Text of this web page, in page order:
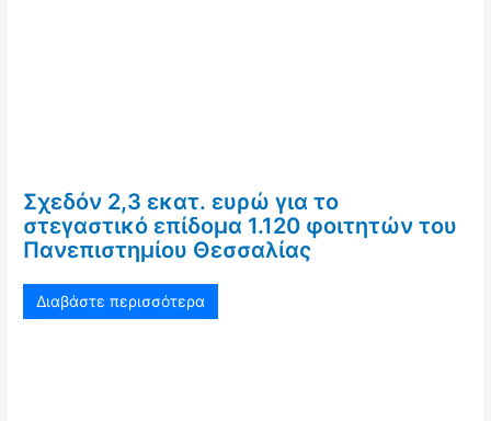
Σχεδόν 2,3 εκατ. ευρώ για το
στεγαστικό επίδομα 1.120 φοιτητών του
Πανεπιστημίου Θεσσαλίας
Διαβάστε περισσότερα